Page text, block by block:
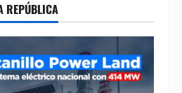
REPÚBLICA